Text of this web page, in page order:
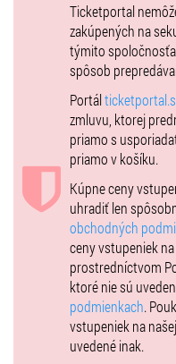
Ticketportal
zakúpených na
týmito
spôsob
Portál
zmluvu, ktorej
priamo s
priamo v košíku.
Kúpne ceny
uhradiť len
obchodných
ceny vstupeniek
prostredníctvom
ktoré nie sú
podmienkach.
vstupeniek na
uvedené inak.